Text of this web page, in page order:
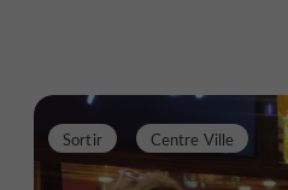
Sortir Centre Ville